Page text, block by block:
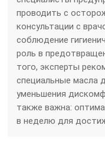
проводить с
консультации с
соблюдение
роль в
того, эксперты
специальные масла
уменьшения
также важна:
в неделю для